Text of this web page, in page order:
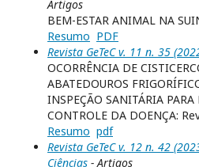
Artigos
BEM-ESTAR ANIMAL NA
Resumo PDF
Revista GeTeC v. 11 n. 35
OCORRÊNCIA DE
ABATEDOUROS
INSPEÇÃO SANITÁRIA
CONTROLE DA DOENÇA:
Resumo pdf
Revista GeTeC v. 12 n. 42
Ciências - Artigos